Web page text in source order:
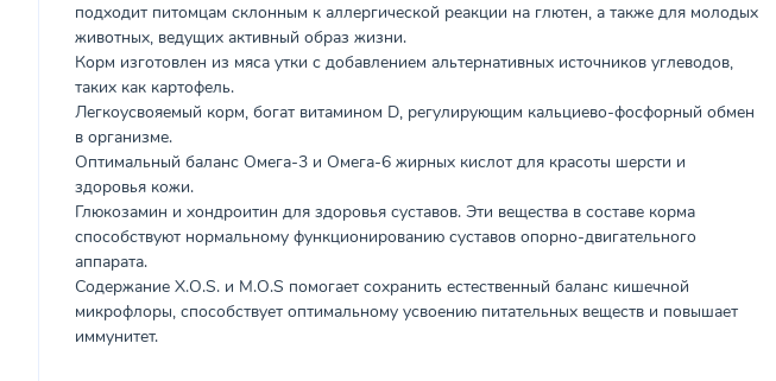
подходит питомцам склонным к аллергической реакции на глютен, а также для молодых
животных, ведущих активный образ жизни.
Корм изготовлен из мяса утки с добавлением альтернативных источников углеводов,
таких как картофель.
Легкоусвояемый корм, богат витамином D, регулирующим кальциево-фосфорный обмен
в организме.
Оптимальный баланс Омега-3 и Омега-6 жирных кислот для красоты шерсти и
здоровья кожи.
Глюкозамин и хондроитин для здоровья суставов. Эти вещества в составе корма
способствуют нормальному функционированию суставов опорно-двигательного
аппарата.
Содержание X.O.S. и М.O.S помогает сохранить естественный баланс кишечной
микрофлоры, способствует оптимальному усвоению питательных веществ и повышает
иммунитет.